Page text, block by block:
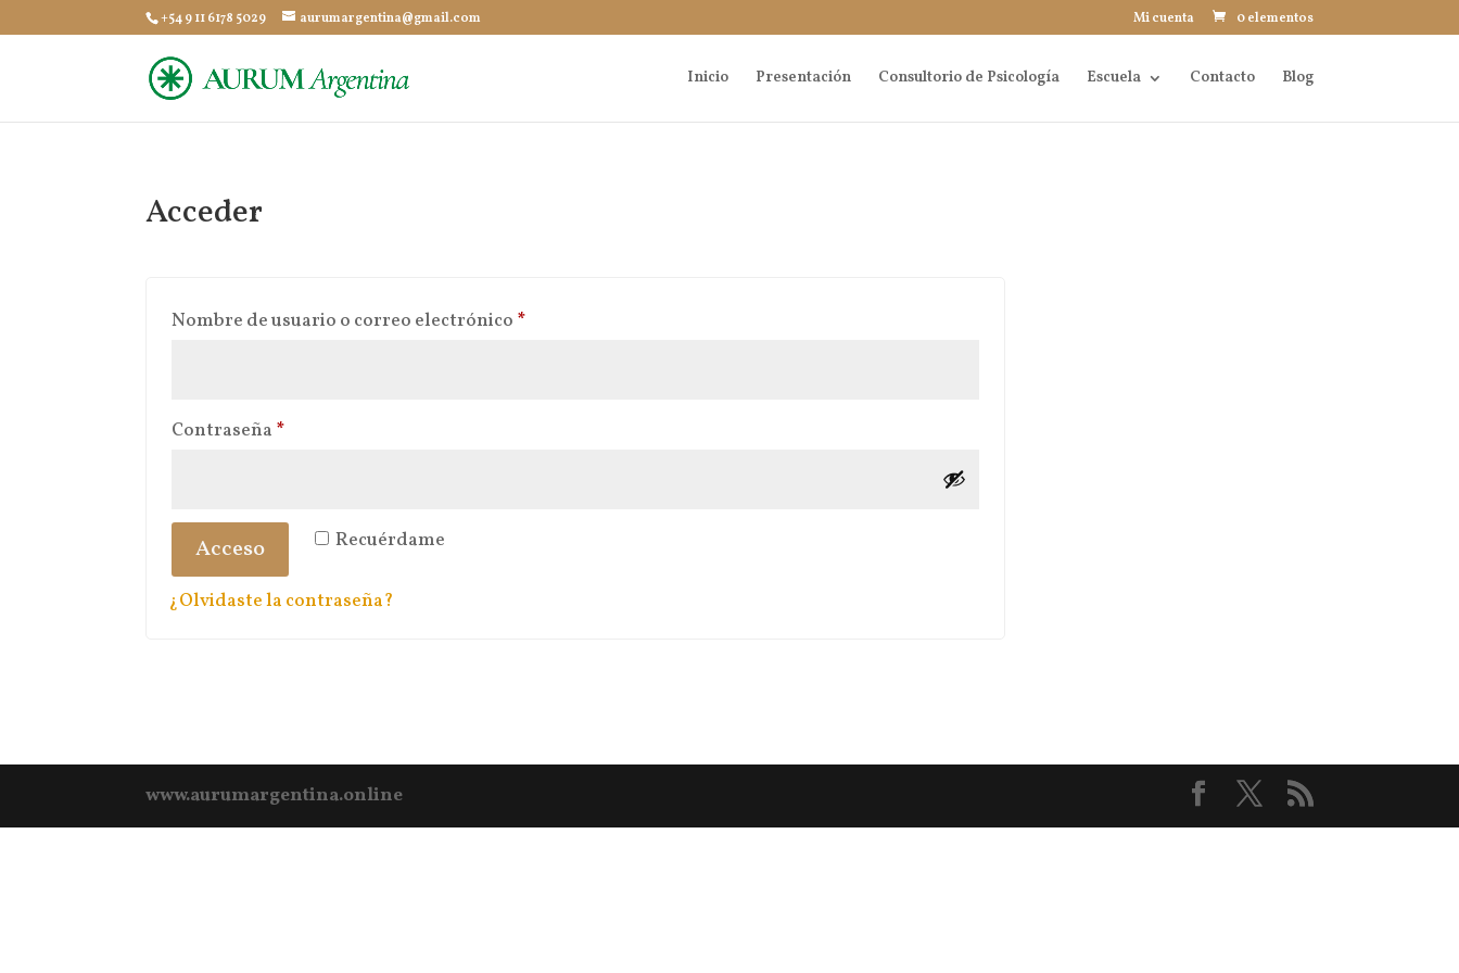
+54 9 11 6178 5029 aurumargentina@gmail.com Mi cuenta 0 elementos
Inicio Presentación Consultorio de Psicología Escuela Contacto Blog
Acceder
Nombre de usuario o correo electrónico *Obligatorio
Contraseña *Obligatorio
Recuérdame
Acceso
¿Olvidaste la contraseña?
www.aurumargentina.online